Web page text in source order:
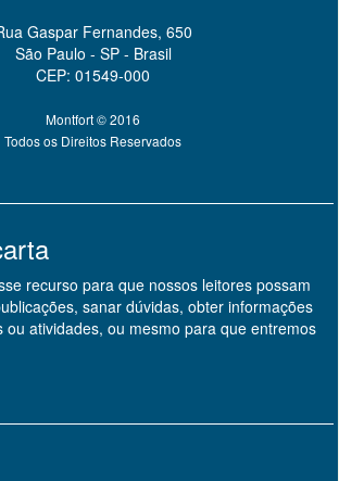
Gaspar Fernandes, 650
São Paulo - SP - Brasil
CEP: 01549-000
Montfort © 2016
Todos os Direitos Reservados
recurso para que nossos leitores possam
sanar dúvidas, obter informações
ou atividades, ou mesmo para que entremos